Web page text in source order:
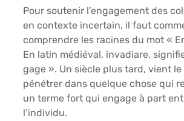
Pour soutenir l’engagement des
en contexte incertain, il faut
comprendre les racines du mot «
En latin médiéval, invadiare,
gage ». Un siècle plus tard, vient le
pénétrer dans quelque chose qui
un terme fort qui engage à part
l’individu.